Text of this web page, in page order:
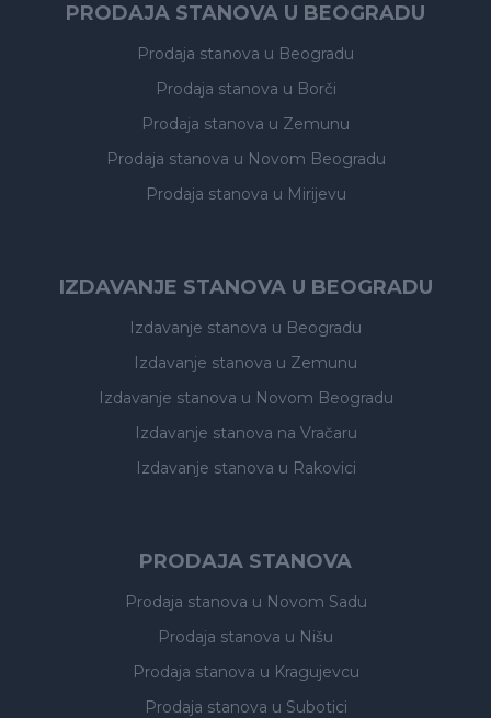
PRODAJA STANOVA U BEOGRADU
Prodaja stanova u Beogradu
Prodaja stanova u Borči
Prodaja stanova u Zemunu
Prodaja stanova u Novom Beogradu
Prodaja stanova u Mirijevu
IZDAVANJE STANOVA U BEOGRADU
Izdavanje stanova u Beogradu
Izdavanje stanova u Zemunu
Izdavanje stanova u Novom Beogradu
Izdavanje stanova na Vračaru
Izdavanje stanova u Rakovici
PRODAJA STANOVA
Prodaja stanova u Novom Sadu
Prodaja stanova u Nišu
Prodaja stanova u Kragujevcu
Prodaja stanova u Subotici